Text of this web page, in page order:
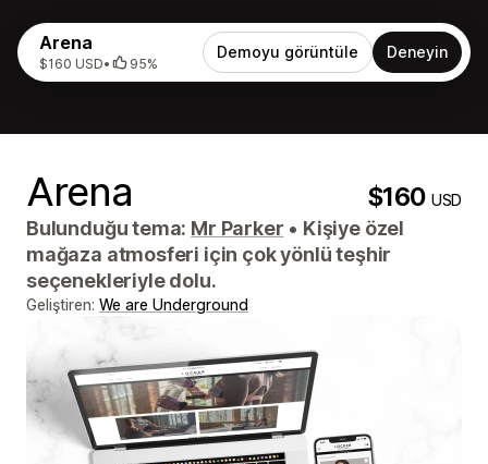
Arena
$160 USD• 95%
Demoyu görüntüle Deneyin
Arena $160USD
Bulunduğu tema: Mr Parker • Kişiye özel
mağaza atmosferi için çok yönlü teşhir
seçenekleriyle dolu.
Geliştiren: We are Underground